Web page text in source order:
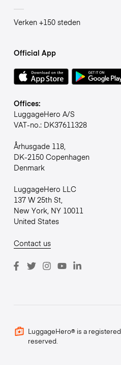
Verken +150 steden
Official App
Offices:
LuggageHero A/S
VAT-no.: DK37611328
Århusgade 118,
DK-2150 Copenhagen
Denmark
LuggageHero LLC
137 W 25th St,
New York, NY 10011
United States
Contact us
LuggageHero® is a
reserved.